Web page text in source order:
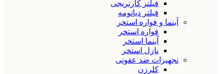
فیلتر کارتریجی
فیلتر دیاتومه
آبنما و فواره استخر
فواره استخر
آبنما استخر
نازل استخر
تجهیزات ضد عفونی
کلرزن